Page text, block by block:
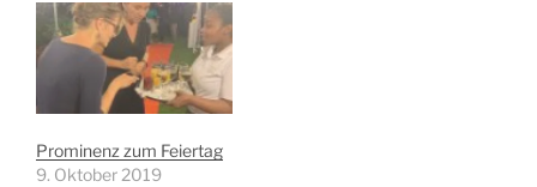
Prominenz zum Feiertag
9. Oktober 2019